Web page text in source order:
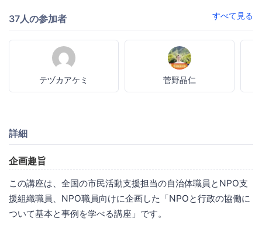
37人の参加者 すべて見る
テヅカアケミ 菅野晶仁
詳細
企画趣旨
この講座は、全国の市民活動支援担当の自治体職員とNPO支
援組織職員、NPO職員向けに企画した「NPOと行政の協働に
ついて基本と事例を学べる講座」です。